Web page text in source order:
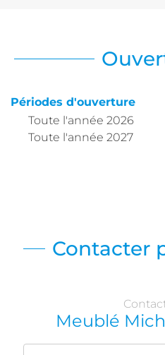
Périodes d'ouverture
Toute l'année 2026
Toute l'année 2027
Contacter
Meublé